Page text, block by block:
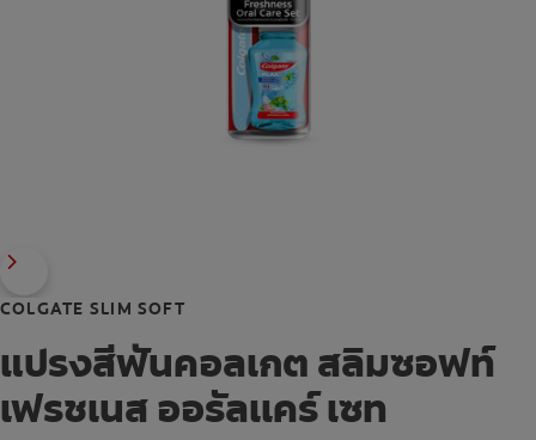
COLGATE SLIM SOFT
แปรงสีฟันคอลเกต สลิมซอฟท์
เฟรชเนส ออรัลเเคร์ เซท